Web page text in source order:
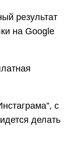
результат
на Google
с
делать